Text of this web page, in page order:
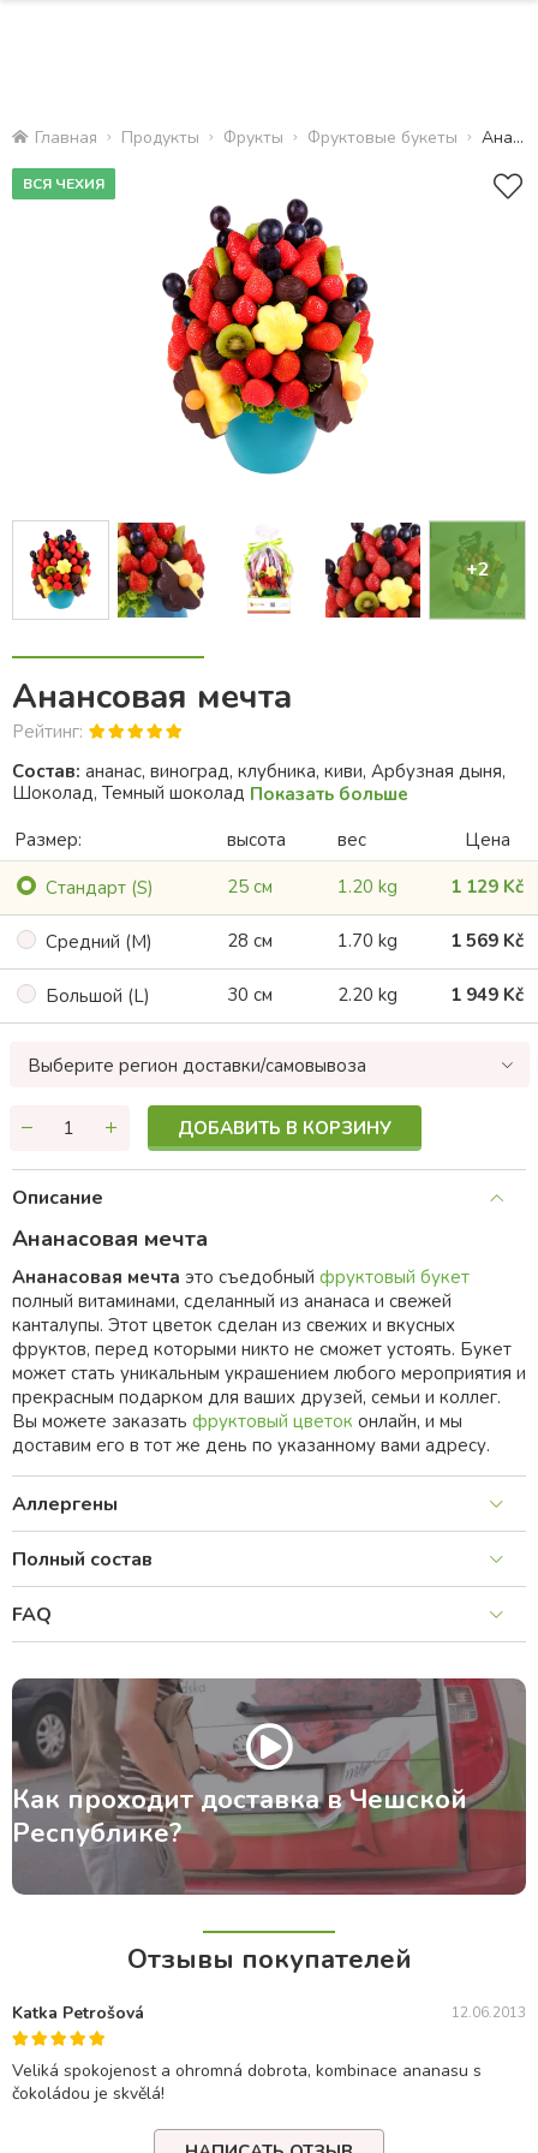
Главная Продукты Фрукты Фруктовые букеты Анансовая мечта
ВСЯ ЧЕХИЯ
+2
Анансовая мечта
Рейтинг:
Состав: ананас, виноград, клубника, киви, Арбузная дыня,
Шоколад, Темный шоколад Показать больше
Размер:
высота вес
Цена
Cтандарт (S)
25 см 1.20 kg 1 129 Kč
Cредний (M) 28 см 1.70 kg 1 569 Kč
Большой (L) 30 см 2.20 kg 1 949 Kč
Выберите регион доставки/самовывоза
ДОБАВИТЬ В КОРЗИНУ
Описание
Ананасовая мечта
Ананасовая мечта это съедобный фруктовый букет
полный витаминами, сделанный из ананаса и свежей
канталупы. Этот цветок сделан из свежих и вкусных
фруктов, перед которыми никто не сможет устоять. Букет
может стать уникальным украшением любого мероприятия и
прекрасным подарком для ваших друзей, семьи и коллег.
Вы можете заказать фруктовый цветок онлайн, и мы
доставим его в тот же день по указанному вами адресу.
Аллергены
Полный состав
FAQ
Как проходит доставка в Чешской
Республике?
Отзывы покупателей
Katka Petrošová 12.06.2013
Veliká spokojenost a ohromná dobrota, kombinace ananasu s
čokoládou je skvělá!